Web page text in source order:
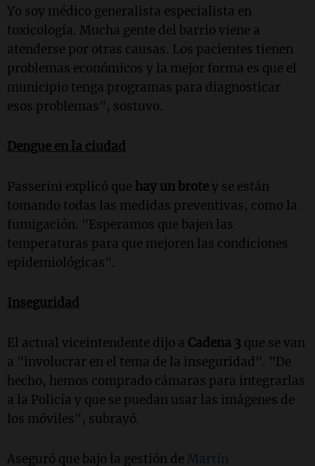
Yo soy médico generalista especialista en
toxicología. Mucha gente del barrio viene a
atenderse por otras causas. Los pacientes tienen
problemas económicos y la mejor forma es que el
municipio tenga programas para diagnosticar
esos problemas", sostuvo.
Dengue en la ciudad
Passerini explicó que hay un brotey se están
tomando todas las medidas preventivas, como la
fumigación. "Esperamos que bajen las
temperaturas para que mejoren las condiciones
epidemiológicas".
Inseguridad
El actual viceintendente dijo a Cadena 3 que se van
a "involucrar en el tema de la inseguridad". "De
hecho, hemos comprado cámaras para integrarlas
a la Policía y que se puedan usar las imágenes de
los móviles", subrayó.
Aseguró que bajo la gestión de Martín